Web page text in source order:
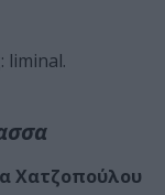
liminal.
Χατζοπούλου